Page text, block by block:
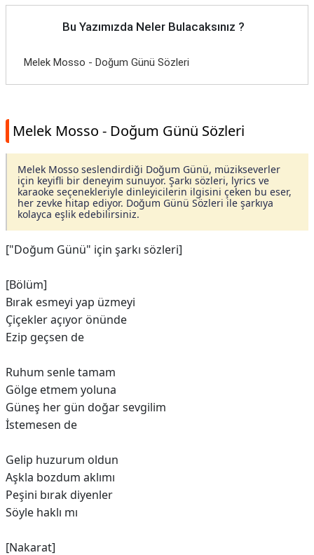
Bu Yazımızda Neler Bulacaksınız ?
Melek Mosso - Doğum Günü Sözleri
Melek Mosso - Doğum Günü Sözleri
Melek Mosso seslendirdiği Doğum Günü, müzikseverler
için keyifli bir deneyim sunuyor. Şarkı sözleri, lyrics ve
karaoke seçenekleriyle dinleyicilerin ilgisini çeken bu eser,
her zevke hitap ediyor. Doğum Günü Sözleri ile şarkıya
kolayca eşlik edebilirsiniz.
["Doğum Günü" için şarkı sözleri]
[Bölüm]
Bırak esmeyi yap üzmeyi
Çiçekler açıyor önünde
Ezip geçsen de
Ruhum senle tamam
Gölge etmem yoluna
Güneş her gün doğar sevgilim
İstemesen de
Gelip huzurum oldun
Aşkla bozdum aklımı
Peşini bırak diyenler
Söyle haklı mı
[Nakarat]